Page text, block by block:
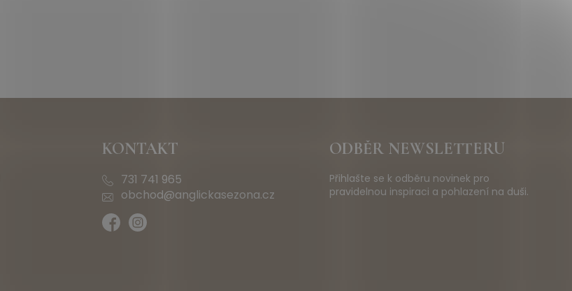
KONTAKT
731 741 965
obchod@anglickasezona.cz
ODBĚR NEWSLETTERU
Přihlašte se k odběru novinek pro
pravidelnou inspiraci a pohlazení na duši.